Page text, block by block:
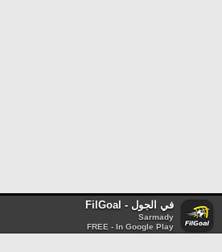
في الجول - FilGoal
Sarmady
FREE - In Google Play